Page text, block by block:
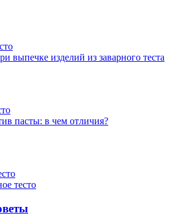
выпечке изделий из заварного теста
пасты: в чем отличия?
тесто